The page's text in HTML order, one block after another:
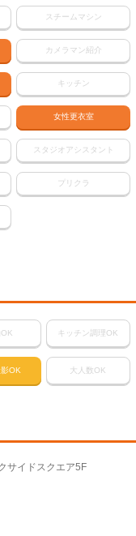
スチームマシン
カメラマン紹介
キッチン
女性更衣室
スタジオアシスタント
プリクラ
キッチン調理OK
OK 大人数OK
サイドスクエア5F